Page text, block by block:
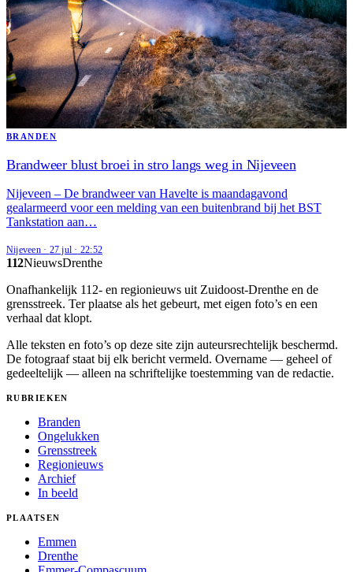
BRANDEN
Brandweer blust broei in stro langs weg in Nijeveen
Nijeveen – De brandweer van Havelte is maandagavond
gealarmeerd voor een melding van een buitenbrand bij het BST
Tankstation aan…
Nijeveen· 27 jul · 22:52
112NieuwsDrenthe
Onafhankelijk 112- en regionieuws uit Zuidoost-Drenthe en de
grensstreek. Ter plaatse als het gebeurt, met eigen foto’s en een
verhaal dat klopt.
Alle teksten en foto’s op deze site zijn auteursrechtelijk beschermd.
De fotograaf staat bij elk bericht vermeld. Overname — geheel of
gedeeltelijk — alleen na schriftelijke toestemming van de redactie.
RUBRIEKEN
Branden
Ongelukken
Grensstreek
Regionieuws
Archief
In beeld
PLAATSEN
Emmen
Drenthe